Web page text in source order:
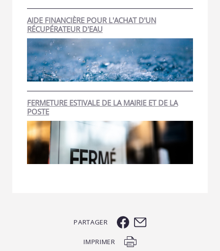
AIDE FINANCIÈRE POUR L'ACHAT D'UN
RÉCUPÉRATEUR D'EAU
FERMETURE ESTIVALE DE LA MAIRIE ET DE LA
POSTE
PARTAGER
IMPRIMER